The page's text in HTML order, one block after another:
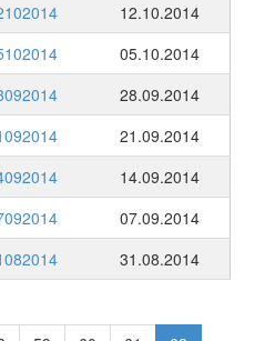
12.10.2014
05.10.2014
28.09.2014
21.09.2014
14.09.2014
07.09.2014
31.08.2014